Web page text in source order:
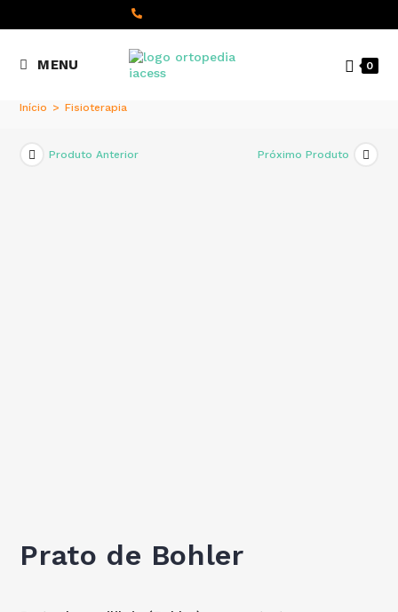
Chamada para a rede fixa
MENU 0
Início > Fisioterapia
Produto Anterior Próximo Produto
Prato de Bohler